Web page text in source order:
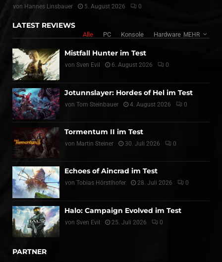
von Hannes Linsbauer 5. August 2026 0
LATEST REVIEWS
Alle PC Konsole Hardware MEHR
Mistfall Hunter im Test
von Sven Evil 6. August 2026 0
Jotunnslayer: Hordes of Hel im Test
von Tom Steinbauer 4. August 2026 0
Tormentum II im Test
von Martin Steiner 30. Juli 2026 0
Echoes of Aincrad im Test
von Tobias Hörstlhofer 28. Juli 2026 0
Halo: Campaign Evolved im Test
von Sven Evil 25. Juli 2026 0
PARTNER